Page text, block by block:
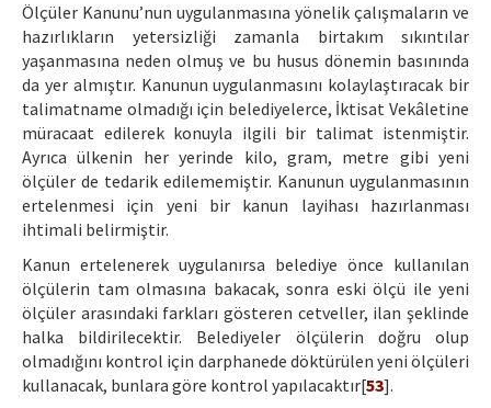
Ölçüler Kanunu’nun uygulanmasına yönelik çalışmaların ve
hazırlıkların yetersizliği zamanla birtakım sıkıntılar
yaşanmasına neden olmuş ve bu husus dönemin basınında
da yer almıştır. Kanunun uygulanmasını kolaylaştıracak bir
talimatname olmadığı için belediyelerce, İktisat Vekâletine
müracaat edilerek konuyla ilgili bir talimat istenmiştir.
Ayrıca ülkenin her yerinde kilo, gram, metre gibi yeni
ölçüler de tedarik edilememiştir. Kanunun uygulanmasının
ertelenmesi için yeni bir kanun layihası hazırlanması
ihtimali belirmiştir.
Kanun ertelenerek uygulanırsa belediye önce kullanılan
ölçülerin tam olmasına bakacak, sonra eski ölçü ile yeni
ölçüler arasındaki farkları gösteren cetveller, ilan şeklinde
halka bildirilecektir. Belediyeler ölçülerin doğru olup
olmadığını kontrol için darphanede döktürülen yeni ölçüleri
kullanacak, bunlara göre kontrol yapılacaktır[53].